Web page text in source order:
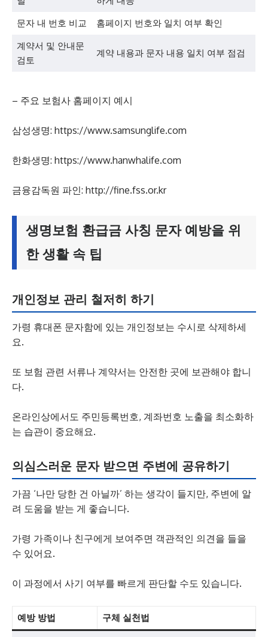
문자 내 번호 비교 홈페이지 번호와 일치 여부 확인
계약서 및 안내문
검토
계약 내용과 문자 내용 일치 여부 점검
– 주요 보험사 홈페이지 예시
삼성생명: https://www.samsunglife.com
한화생명: https://www.hanwhalife.com
금융감독원 파인: http://fine.fss.or.kr
생명보험 환급금 사칭 문자 예방을 위
한 생활 속 팁
개인정보 관리 철저히 하기
가령 휴대폰 문자함에 있는 개인정보는 수시로 삭제하세
요.
또 보험 관련 서류나 계약서는 안전한 곳에 보관해야 합니
다.
온라인상에서도 주민등록번호, 계좌번호 노출을 최소화하
는 습관이 중요해요.
의심스러운 문자 받으면 주변에 공유하기
가끔 ‘나만 당한 건 아닐까’ 하는 생각이 들지만, 주변에 알
려 도움을 받는 게 좋습니다.
가령 가족이나 친구에게 보여주면 객관적인 의견을 들을
수 있어요.
이 과정에서 사기 여부를 빠르게 판단할 수도 있습니다.
예방 방법 구체 실천법